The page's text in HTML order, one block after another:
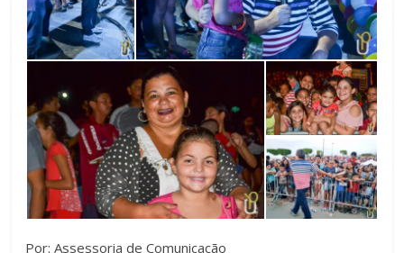
Por: Assessoria de Comunicação